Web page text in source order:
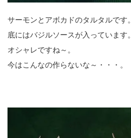
サーモンとアボカドのタルタルです。
底にはバジルソースが入っています。
オシャレですね～。
今はこんなの作らないな～・・・。